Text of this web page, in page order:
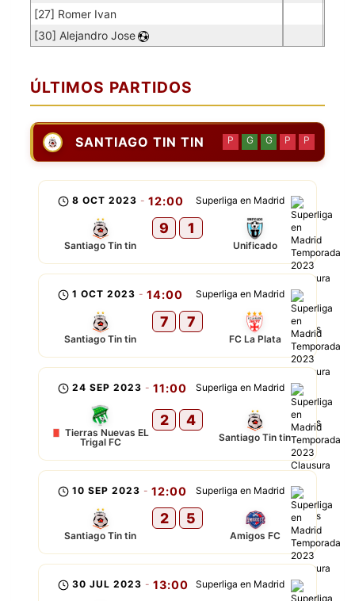
[27] Romer Ivan
[30] Alejandro Jose
ÚLTIMOS PARTIDOS
SANTIAGO TIN TIN P G G P P
Superliga en Madrid
8 OCT 2023 - 12:00
Santiago Tin tin
9 1
Unificado
Superliga en Madrid
1 OCT 2023 - 14:00
Santiago Tin tin
7 7
FC La Plata
Superliga en Madrid
24 SEP 2023 - 11:00
Tierras Nuevas EL
Trigal FC
2 4
Santiago Tin tin
Superliga en Madrid
10 SEP 2023 - 12:00
Santiago Tin tin
2 5
Amigos FC
Superliga en Madrid
30 JUL 2023 - 13:00